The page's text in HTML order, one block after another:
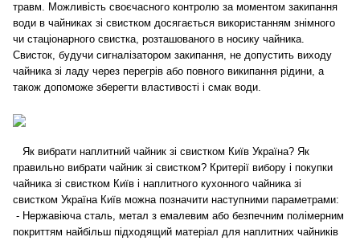
травм. Можливість своєчасного контролю за моментом закипання
води в чайниках зі свистком досягається використанням знімного
чи стаціонарного свистка, розташованого в носику чайника.
Свисток, будучи сигналізатором закипання, не допустить виходу
чайника зі ладу через перегрів або повного википання рідини, а
також допоможе зберегти властивості і смак води.
Як вибрати наплитний чайник зі свистком Київ Україна? Як
правильно вибрати чайник зі свистком? Критерії вибору і покупки
чайника зі свистком Київ і наплитного кухонного чайника зі
свистком Україна Київ можна позначити наступними параметрами:
- Нержавіюча сталь, метал з емалевим або безпечним полімерним
покриттям найбільш підходящий матеріал для наплитних чайників